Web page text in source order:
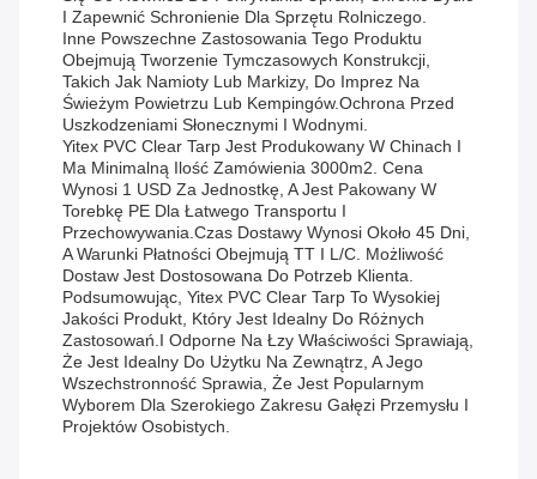
I Zapewnić Schronienie Dla Sprzętu Rolniczego.
Inne Powszechne Zastosowania Tego Produktu
Obejmują Tworzenie Tymczasowych Konstrukcji,
Takich Jak Namioty Lub Markizy, Do Imprez Na
Świeżym Powietrzu Lub Kempingów.ochrona Przed
Uszkodzeniami Słonecznymi I Wodnymi.
Yitex PVC Clear Tarp Jest Produkowany W Chinach I
Ma Minimalną Ilość Zamówienia 3000m2. Cena
Wynosi 1 USD Za Jednostkę, A Jest Pakowany W
Torebkę PE Dla Łatwego Transportu I
Przechowywania.Czas Dostawy Wynosi Około 45 Dni,
A Warunki Płatności Obejmują TT I L/C. Możliwość
Dostaw Jest Dostosowana Do Potrzeb Klienta.
Podsumowując, Yitex PVC Clear Tarp To Wysokiej
Jakości Produkt, Który Jest Idealny Do Różnych
Zastosowań.i Odporne Na Łzy Właściwości Sprawiają,
Że Jest Idealny Do Użytku Na Zewnątrz, A Jego
Wszechstronność Sprawia, Że Jest Popularnym
Wyborem Dla Szerokiego Zakresu Gałęzi Przemysłu I
Projektów Osobistych.